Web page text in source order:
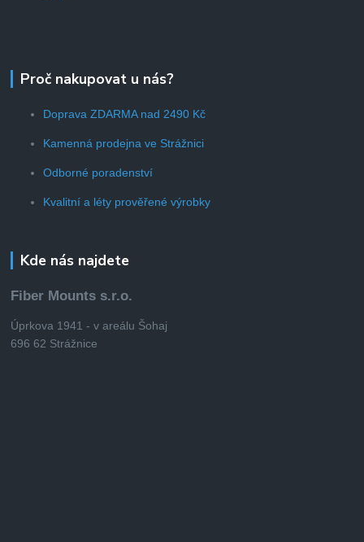
Proč nakupovat u nás?
Doprava ZDARMA nad 2490 Kč
Kamenná prodejna ve Strážnici
Odborné poradenství
Kvalitní a léty prověřené výrobky
Kde nás najdete
Fiber Mounts s.r.o.
Úprkova 1941 - v areálu Šohaj
696 62 Strážnice